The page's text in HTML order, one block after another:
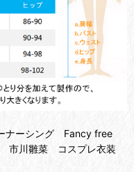
ナーシング Fancy free
川雛菜 コスプレ衣装